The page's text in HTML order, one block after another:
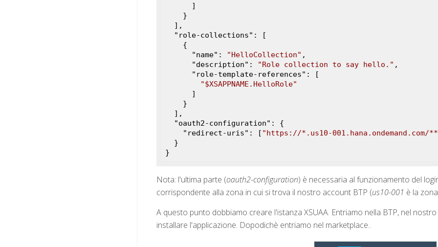
}
  ]
,
  "
role-collections":
[
      "
name": "HelloCollection" ,
      "
description": "Role collection to say hello." ,
      "
role-template-references":
[
"$XSAPPNAME.HelloRole"
}
  ]
,
  "
oauth2-configuration": {
    "
redirect-uris": [ "https://*.us10-001.hana.ondemand.com/
}
Nota: l'ultima parte (oauth2-configuration) è necessaria al funzionamento del
corrispondente alla zona in cui si trova il nostro account BTP (us10-001 è la
A questo punto dobbiamo creare l'istanza XSUAA. Entriamo nella BTP, nel
installare l'applicazione. Dopodichè entriamo nel marketplace..